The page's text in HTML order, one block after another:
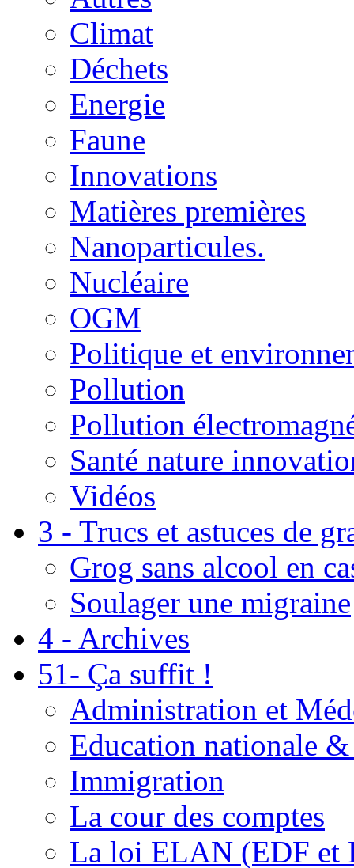
Climat
Déchets
Energie
Faune
Innovations
Matières premières
Nanoparticules.
Nucléaire
OGM
Politique et
Pollution
Pollution
Santé nature
Vidéos
3 - Trucs et astuces de
Grog sans alcool en
Soulager une migraine
4 - Archives
51- Ça suffit !
Administration et
Education nationale
Immigration
La cour des comptes
La loi ELAN (EDF et